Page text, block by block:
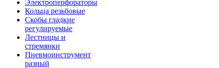
Электроперфораторы
Кольца резьбовые
Скобы гладкие
регулируемые
Лестницы и
стремянки
Пневмоинструмент
разный